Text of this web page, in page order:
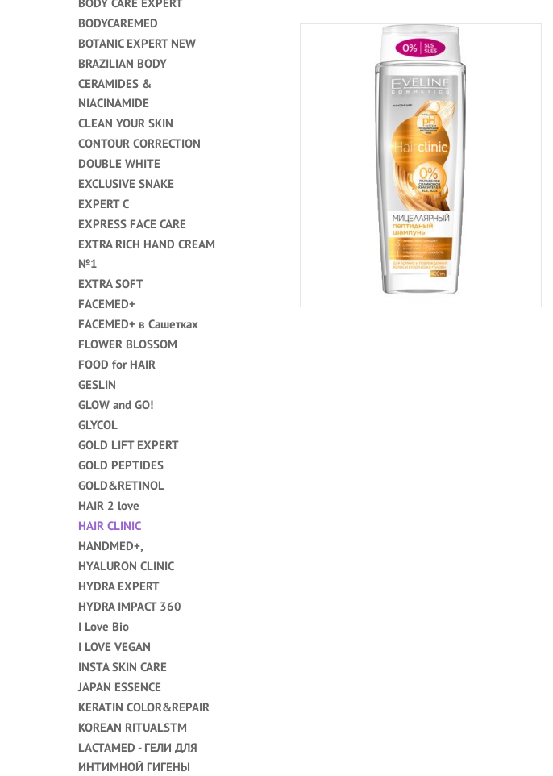
BODYCAREMED
BOTANIC EXPERT NEW
BRAZILIAN BODY
CERAMIDES &
NIACINAMIDE
CLEAN YOUR SKIN
CONTOUR CORRECTION
DOUBLE WHITE
EXCLUSIVE SNAKE
EXPERT C
EXPRESS FACE CARE
EXTRA RICH HAND CREAM
№1
EXTRA SOFT
FACEMED+
FACEMED+ в Сашетках
FLOWER BLOSSOM
FOOD for HAIR
GESLIN
GLOW and GO!
GLYCOL
GOLD LIFT EXPERT
GOLD PEPTIDES
GOLD&RETINOL
HAIR 2 love
HAIR CLINIC
HANDMED+,
HYALURON CLINIC
HYDRA EXPERT
HYDRA IMPACT 360
I Love Bio
I LOVE VEGAN
INSTA SKIN CARE
JAPAN ESSENCE
KERATIN COLOR&REPAIR
KOREAN RITUALSTM
LACTAMED - ГЕЛИ ДЛЯ
ИНТИМНОЙ ГИГЕНЫ